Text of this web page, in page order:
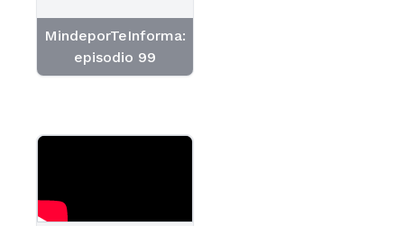
MindeporTeInforma:
episodio 99